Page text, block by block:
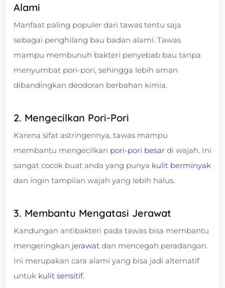
Alami
Manfaat paling populer dari tawas tentu saja
sebagai penghilang bau badan alami. Tawas
mampu membunuh bakteri penyebab bau tanpa
menyumbat pori-pori, sehingga lebih aman
dibandingkan deodoran berbahan kimia.
2. Mengecilkan Pori-Pori
Karena sifat astringennya, tawas mampu
membantu mengecilkan pori-pori besar di wajah. Ini
sangat cocok buat anda yang punya kulit berminyak
dan ingin tampilan wajah yang lebih halus.
3. Membantu Mengatasi Jerawat
Kandungan antibakteri pada tawas bisa membantu
mengeringkan jerawat dan mencegah peradangan.
Ini merupakan cara alami yang bisa jadi alternatif
untuk kulit sensitif.